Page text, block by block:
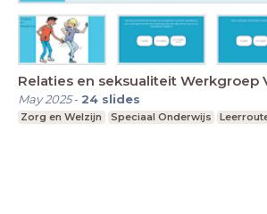
Relaties en seksualiteit Werkgroep
May 2025- 24 slides
Zorg en Welzijn Speciaal Onderwijs